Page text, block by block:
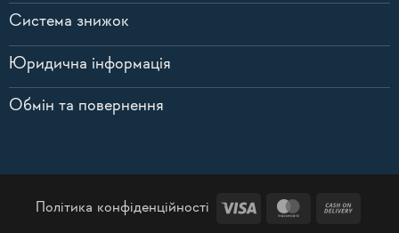
Система знижок
Юридична інформація
Обмін та повернення
Політика конфіденційності Visa MasterCard